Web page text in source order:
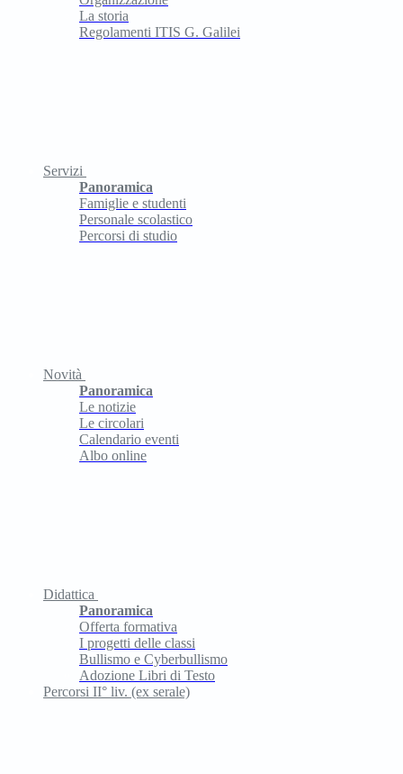
La storia
Regolamenti ITIS G. Galilei
Servizi
Panoramica
Famiglie e studenti
Personale scolastico
Percorsi di studio
Novità
Panoramica
Le notizie
Le circolari
Calendario eventi
Albo online
Didattica
Panoramica
Offerta formativa
I progetti delle classi
Bullismo e Cyberbullismo
Adozione Libri di Testo
Percorsi II° liv. (ex serale)